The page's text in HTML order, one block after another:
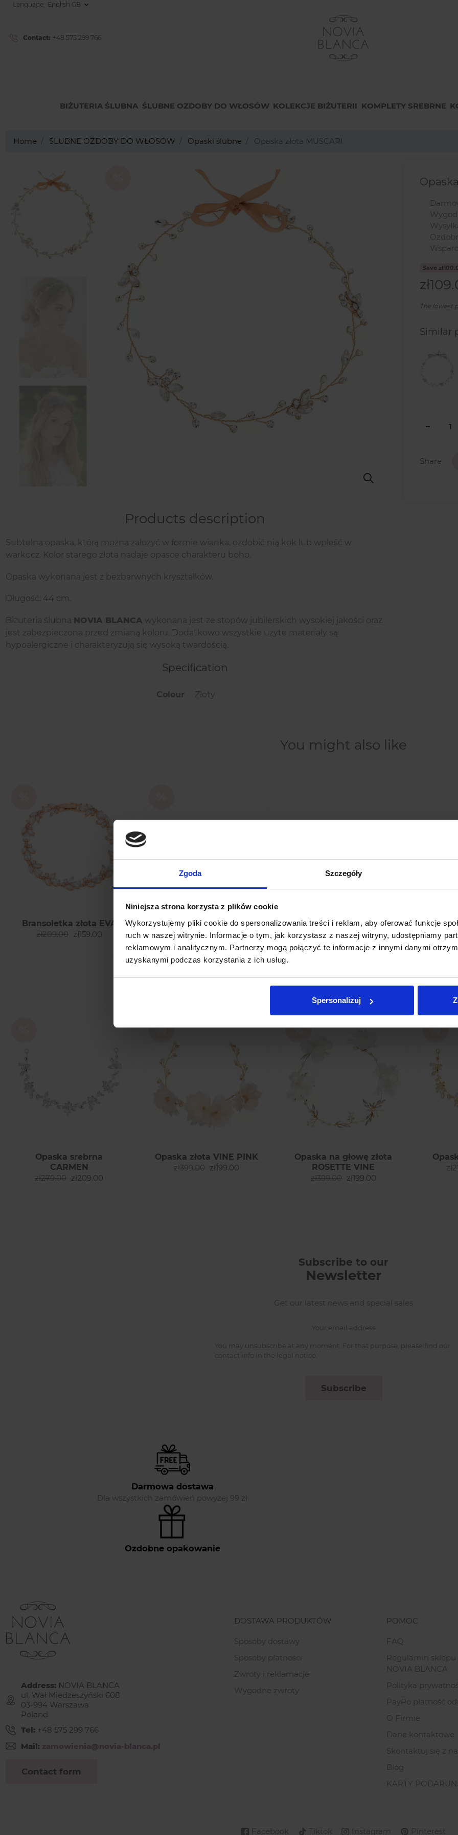
Zgoda Szczegóły
Niniejsza strona korzysta z plików cookie
Wykorzystujemy pliki cookie do spersonalizowania treści i reklam, aby oferować funkcje
ruch w naszej witrynie. Informacje o tym, jak korzystasz z naszej witryny, udostępniamy
reklamowym i analitycznym. Partnerzy mogą połączyć te informacje z innymi danymi
uzyskanymi podczas korzystania z ich usług.
Spersonalizuj
Language:
Contact: +48 575 299 766
BIŻUTERIA ŚLUBNA ŚLUBNE OZDOBY DO WŁOSÓW KOLEKCJE BIŻUTERII KOMPLETY SREBRNE
Home ŚLUBNE OZDOBY DO WŁOSÓW Opaski ślubne Opaska złota MUSCARI
Previous
Save
The lowest
Similar
−
Share
Products description
Subtelna opaska, którą można założyć w formie wianka, ozdobić nią kok lub wpleść w
warkocz. Kolor starego złota nadaje opasce charakteru boho.
Opaska wykonana jest z bezbarwnych kryształków.
Długość: 44 cm.
Biżuteria ślubna NOVIA BLANCA wykonana jest ze stopów jubilerskich wysokiej jakości oraz
jest zabezpieczona przed zmianą koloru. Dodatkowo wszystkie użyte materiały są
hypoalergiczne i charakteryzują się wysoką twardością.
Specification
Colour Złoty
You might also like
Bransoletka złota EVA
zł209.00 zł159.00
Kolczyki złote SARAH
zł159.00
zł109.00
See other products in the same
Opaska srebrna
CARMEN
zł279.00 zł209.00
Opaska złota VINE PINK
zł399.00 zł199.00
Opaska na głowę złota
ROSETTE VINE
zł399.00 zł199.00
Subscribe to our
Newsletter
Get our latest news and special sales
You may unsubscribe at any moment. For that purpose, please find our
contact info in the legal notice.
Subscribe
Darmowa dostawa
Dla wszystkich zamówień powyżej 99 zł
Ozdobne opakowanie
Address: NOVIA BLANCA
ul. Wał Miedzeszyński 608
03-994 Warszawa
Poland
Tel: +48 575 299 766
Mail: zamowienia@novia-blanca.pl
Contact form
DOSTAWA PRODUKTÓW
Sposoby dostawy
Sposoby płatności
Zwroty i reklamacje
Wygodne zwroty
POMOC
FAQ
Regulamin
NOVIA BLANCA
Polityka
PayPo płatność
O Firmie
Dane kontaktowe
Skontaktuj się z
Blog
KARTY
Facebook Tiktok Instagram Pinterest